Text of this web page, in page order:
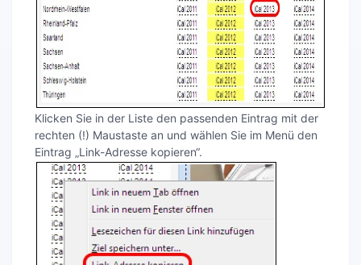
Klicken Sie in der Liste den passenden Eintrag mit der
rechten (!) Maustaste an und wählen Sie im Menü den
Eintrag „Link-Adresse kopieren“.